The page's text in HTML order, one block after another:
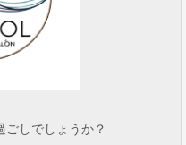
ごしでしょうか？